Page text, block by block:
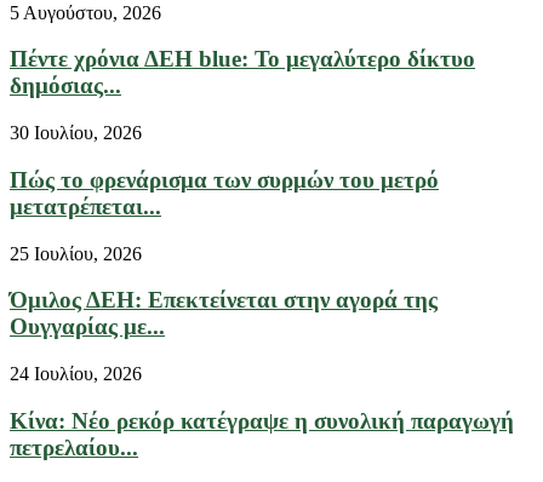
5 Αυγούστου, 2026
Πέντε χρόνια ΔΕΗ blue: Το μεγαλύτερο δίκτυο
δημόσιας...
30 Ιουλίου, 2026
Πώς το φρενάρισμα των συρμών του μετρό
μετατρέπεται...
25 Ιουλίου, 2026
Όμιλος ΔΕΗ: Επεκτείνεται στην αγορά της
Ουγγαρίας με...
24 Ιουλίου, 2026
Κίνα: Νέο ρεκόρ κατέγραψε η συνολική παραγωγή
πετρελαίου...